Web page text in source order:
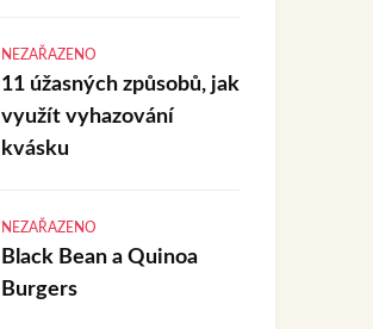
NEZAŘAZENO
11 úžasných způsobů, jak
využít vyhazování
kvásku
NEZAŘAZENO
Black Bean a Quinoa
Burgers